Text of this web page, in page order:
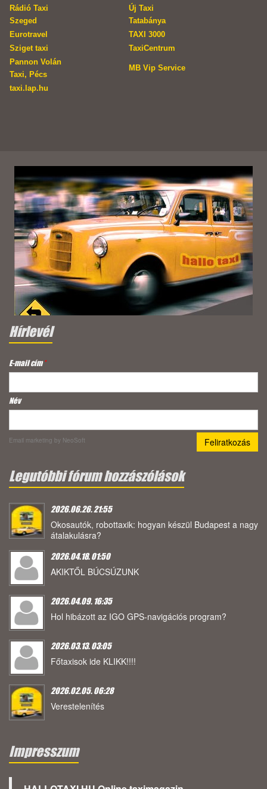
Rádió Taxi
Szeged
Új Taxi
Tatabánya
Eurotravel
TAXI 3000
Sziget taxi
TaxiCentrum
Pannon Volán
Taxi, Pécs
MB Vip Service
taxi.lap.hu
Hírlevél
E-mail cím*
Név
Email marketing by NeoSoft
Legutóbbi fórum hozzászólások
2026.06.26. 21:55
Okosautók, robottaxik: hogyan készül Budapest a nagy
átalakulásra?
2026.04.18. 01:50
AKIKTŐL BÚCSÚZUNK
2026.04.09. 16:35
Hol hibázott az IGO GPS-navigációs program?
2026.03.13. 03:05
Főtaxisok ide KLIKK!!!!
2026.02.05. 06:28
Verestelenítés
Impresszum